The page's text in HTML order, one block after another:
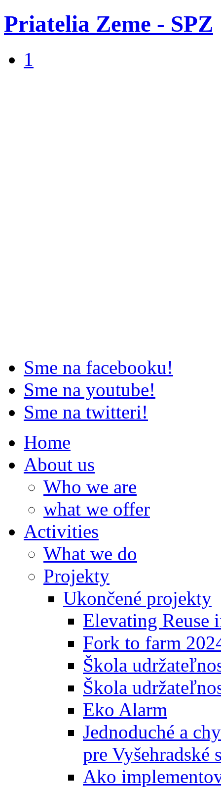
Priatelia Zeme - SPZ
1
Sme na facebooku!
Sme na youtube!
Sme na twitteri!
Home
About us
Who we are
what we offer
Activities
What we do
Projekty
Ukončené projekty
Elevating Reuse
Fork to farm
Škola
Škola
Eko Alarm
Jednoduché a
pre Vyšehradské
Ako